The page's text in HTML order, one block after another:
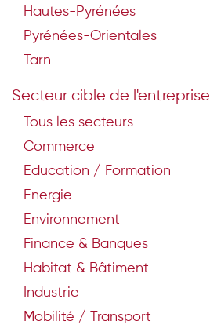
Hautes-Pyrénées
Pyrénées-Orientales
Tarn
Secteur cible de l'entreprise
Tous les secteurs
Commerce
Education / Formation
Energie
Environnement
Finance & Banques
Habitat & Bâtiment
Industrie
Mobilité / Transport